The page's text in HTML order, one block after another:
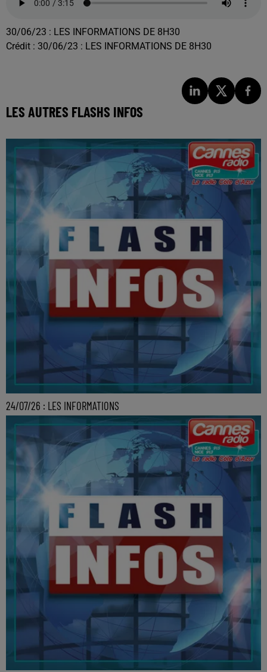
30/06/23 : LES INFORMATIONS DE 8H30
Crédit : 30/06/23 : LES INFORMATIONS DE 8H30
LES AUTRES FLASHS INFOS
24/07/26 : LES INFORMATIONS